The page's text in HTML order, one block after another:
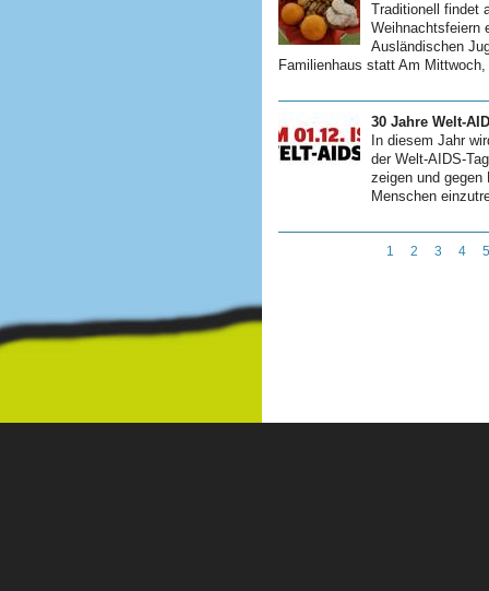
Traditionell findet
Weihnachtsfeiern
Ausländischen
Familienhaus statt Am
30 Jahre Welt-
In diesem Jahr
der Welt-AIDS-
zeigen und gegen
Menschen
1 2 3 4